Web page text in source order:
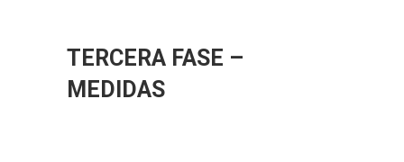
TERCERA FASE –
MEDIDAS